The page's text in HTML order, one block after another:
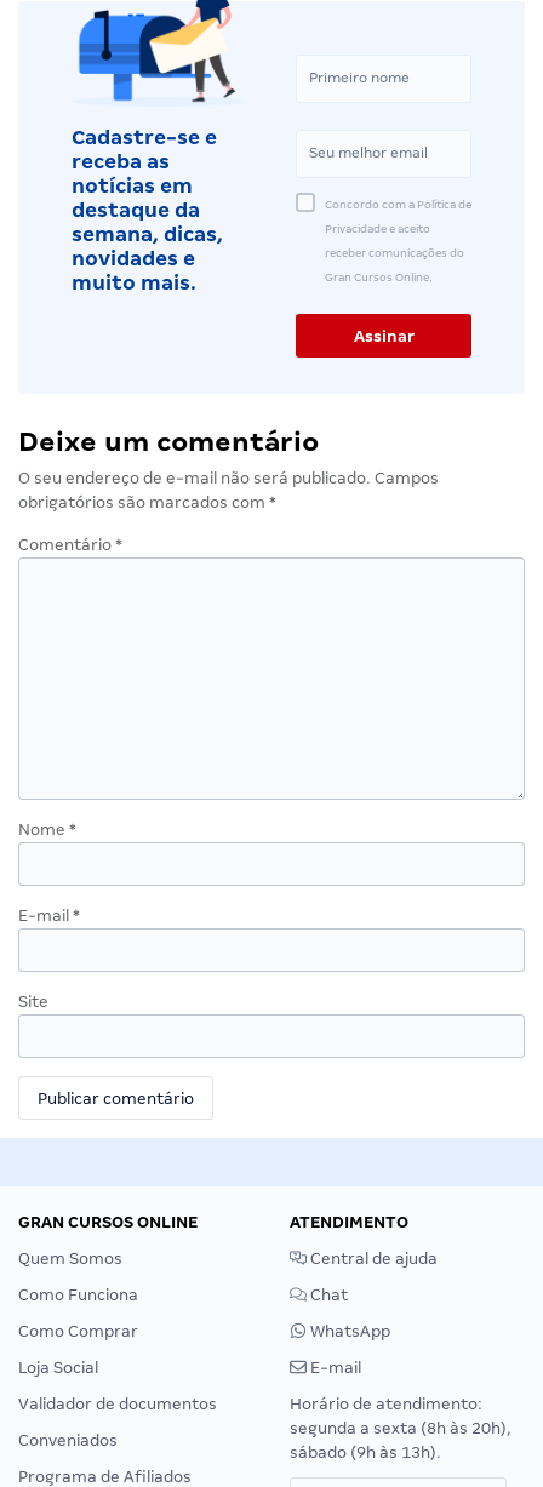
Cadastre-se e
receba as
notícias em
destaque da
semana, dicas,
novidades e
muito mais.
Concordo com a Política de
Privacidade e aceito
receber comunicações do
Gran Cursos Online.
Deixe um comentário
O seu endereço de e-mail não será publicado. Campos
obrigatórios são marcados com *
Comentário *
Nome *
E-mail *
Site
GRAN CURSOS ONLINE
Quem Somos
Como Funciona
Como Comprar
Loja Social
Validador de documentos
Conveniados
Programa de Afiliados
ATENDIMENTO
Central de ajuda
Chat
WhatsApp
E-mail
Horário de atendimento:
segunda a sexta (8h às 20h),
sábado (9h às 13h).